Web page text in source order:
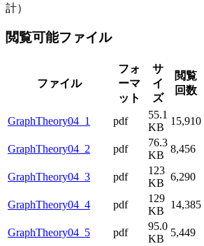
計）
閲覧可能ファイル
ファイル
フォ
ーマ
ット
サ
イ
ズ
閲覧
回数
GraphTheory04_1 pdf
55.1
KB
15,910
GraphTheory04_2 pdf
76.3
KB
8,456
GraphTheory04_3 pdf
123
KB
6,290
GraphTheory04_4 pdf
129
KB
14,385
GraphTheory04_5 pdf
95.0
KB
5,449